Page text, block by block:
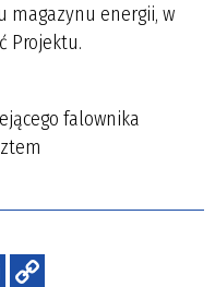
magazynu energii, w
Projektu.
falownika